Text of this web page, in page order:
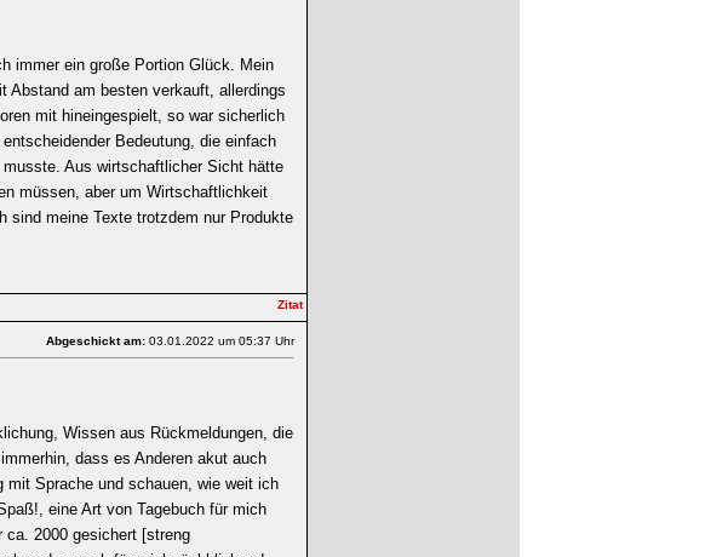
immer ein große Portion Glück. Mein
am besten verkauft, allerdings
mit hineingespielt, so war sicherlich
Bedeutung, die einfach
Aus wirtschaftlicher Sicht hätte
müssen, aber um Wirtschaftlichkeit
sind meine Texte trotzdem nur Produkte
Abgeschickt am: 03.01.2022 um 05:37 Uhr
Wissen aus Rückmeldungen, die
dass es Anderen akut auch
mit Sprache und schauen, wie weit ich
eine Art von Tagebuch für mich
ca. 2000 gesichert [streng